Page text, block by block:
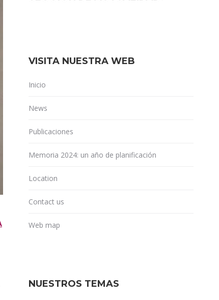
VISITA NUESTRA WEB
Inicio
News
Publicaciones
Memoria 2024: un año de planificación
Location
Contact us
Web map
NUESTROS TEMAS